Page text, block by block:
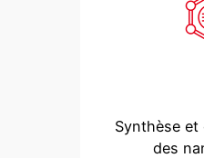
Synthèse
des